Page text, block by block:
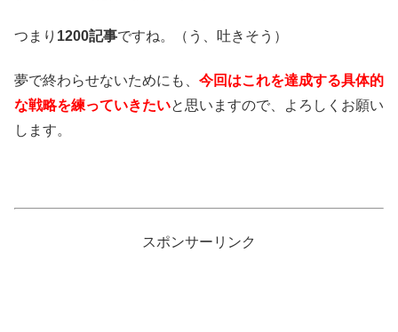
つまり 1200記事ですね。（う、吐きそう）
夢で終わらせないためにも、 今回はこれを達成する具体的
な戦略を練っていきたいと思いますので、よろしくお願い
します。
スポンサーリンク